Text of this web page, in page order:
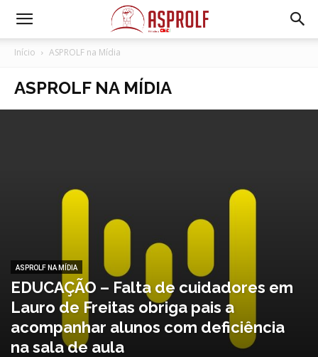
Início ASPROLF na Mídia
ASPROLF NA MÍDIA
ASPROLF NA MÍDIA
EDUCAÇÃO – Falta de cuidadores em
Lauro de Freitas obriga pais a
acompanhar alunos com deficiência
na sala de aula